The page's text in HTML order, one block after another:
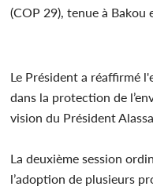
(COP 29), tenue à Bakou
Le Président a réaffirmé
dans la protection de
vision du Président
La deuxième session
l’adoption de plusieurs